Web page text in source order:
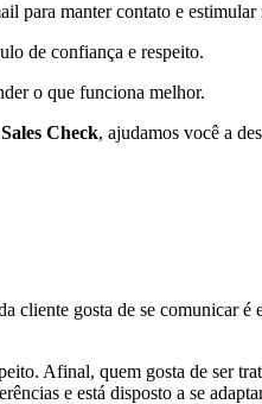
para manter contato e estimular
de confiança e respeito.
o que funciona melhor.
Sales Check, ajudamos você a
cliente gosta de se comunicar é
Afinal, quem gosta de ser
e está disposto a se